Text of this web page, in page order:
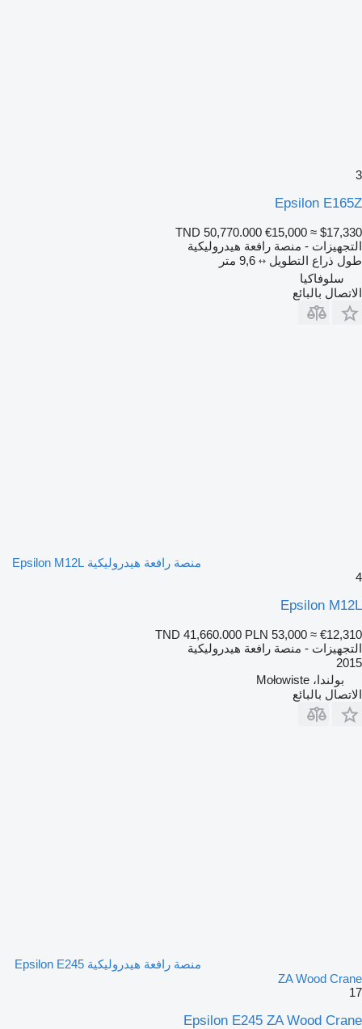
3
Epsilon E165Z
TND 50,770.000 €15,000 ≈ $17,330
التجهيزات - منصة رافعة هيدروليكية
طول ذراع التطويل
9,6 متر
سلوفاكيا
الاتصال بالبائع
منصة رافعة هيدروليكية Epsilon M12L
4
Epsilon M12L
TND 41,660.000 PLN 53,000 ≈ €12,310
التجهيزات - منصة رافعة هيدروليكية
2015
بولندا، Mołowiste
الاتصال بالبائع
منصة رافعة هيدروليكية Epsilon E245
ZA Wood Crane
17
Epsilon E245 ZA Wood Crane